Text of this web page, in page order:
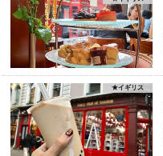
★イギリス